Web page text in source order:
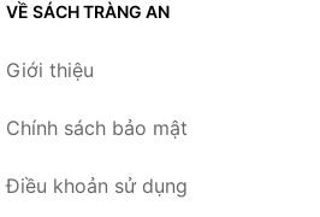
VỀ SÁCH TRÀNG AN
Giới thiệu
Chính sách bảo mật
Điều khoản sử dụng